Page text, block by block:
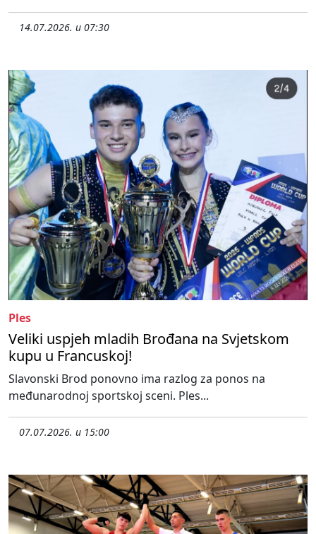
14.07.2026. u 07:30
Ples
Veliki uspjeh mladih Brođana na Svjetskom
kupu u Francuskoj!
Slavonski Brod ponovno ima razlog za ponos na
međunarodnoj sportskoj sceni. Ples...
07.07.2026. u 15:00